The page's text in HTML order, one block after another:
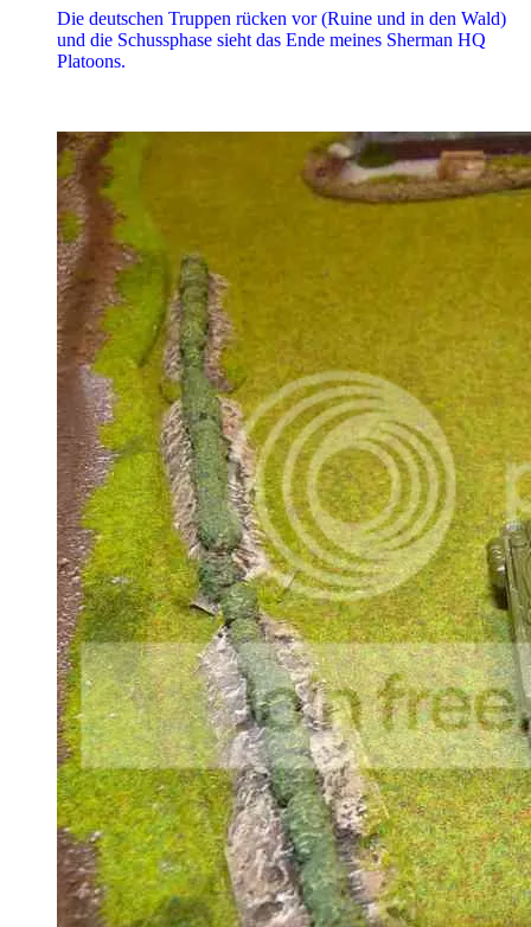
Die deutschen Truppen rücken vor (Ruine und in den Wald)
und die Schussphase sieht das Ende meines Sherman HQ
Platoons.